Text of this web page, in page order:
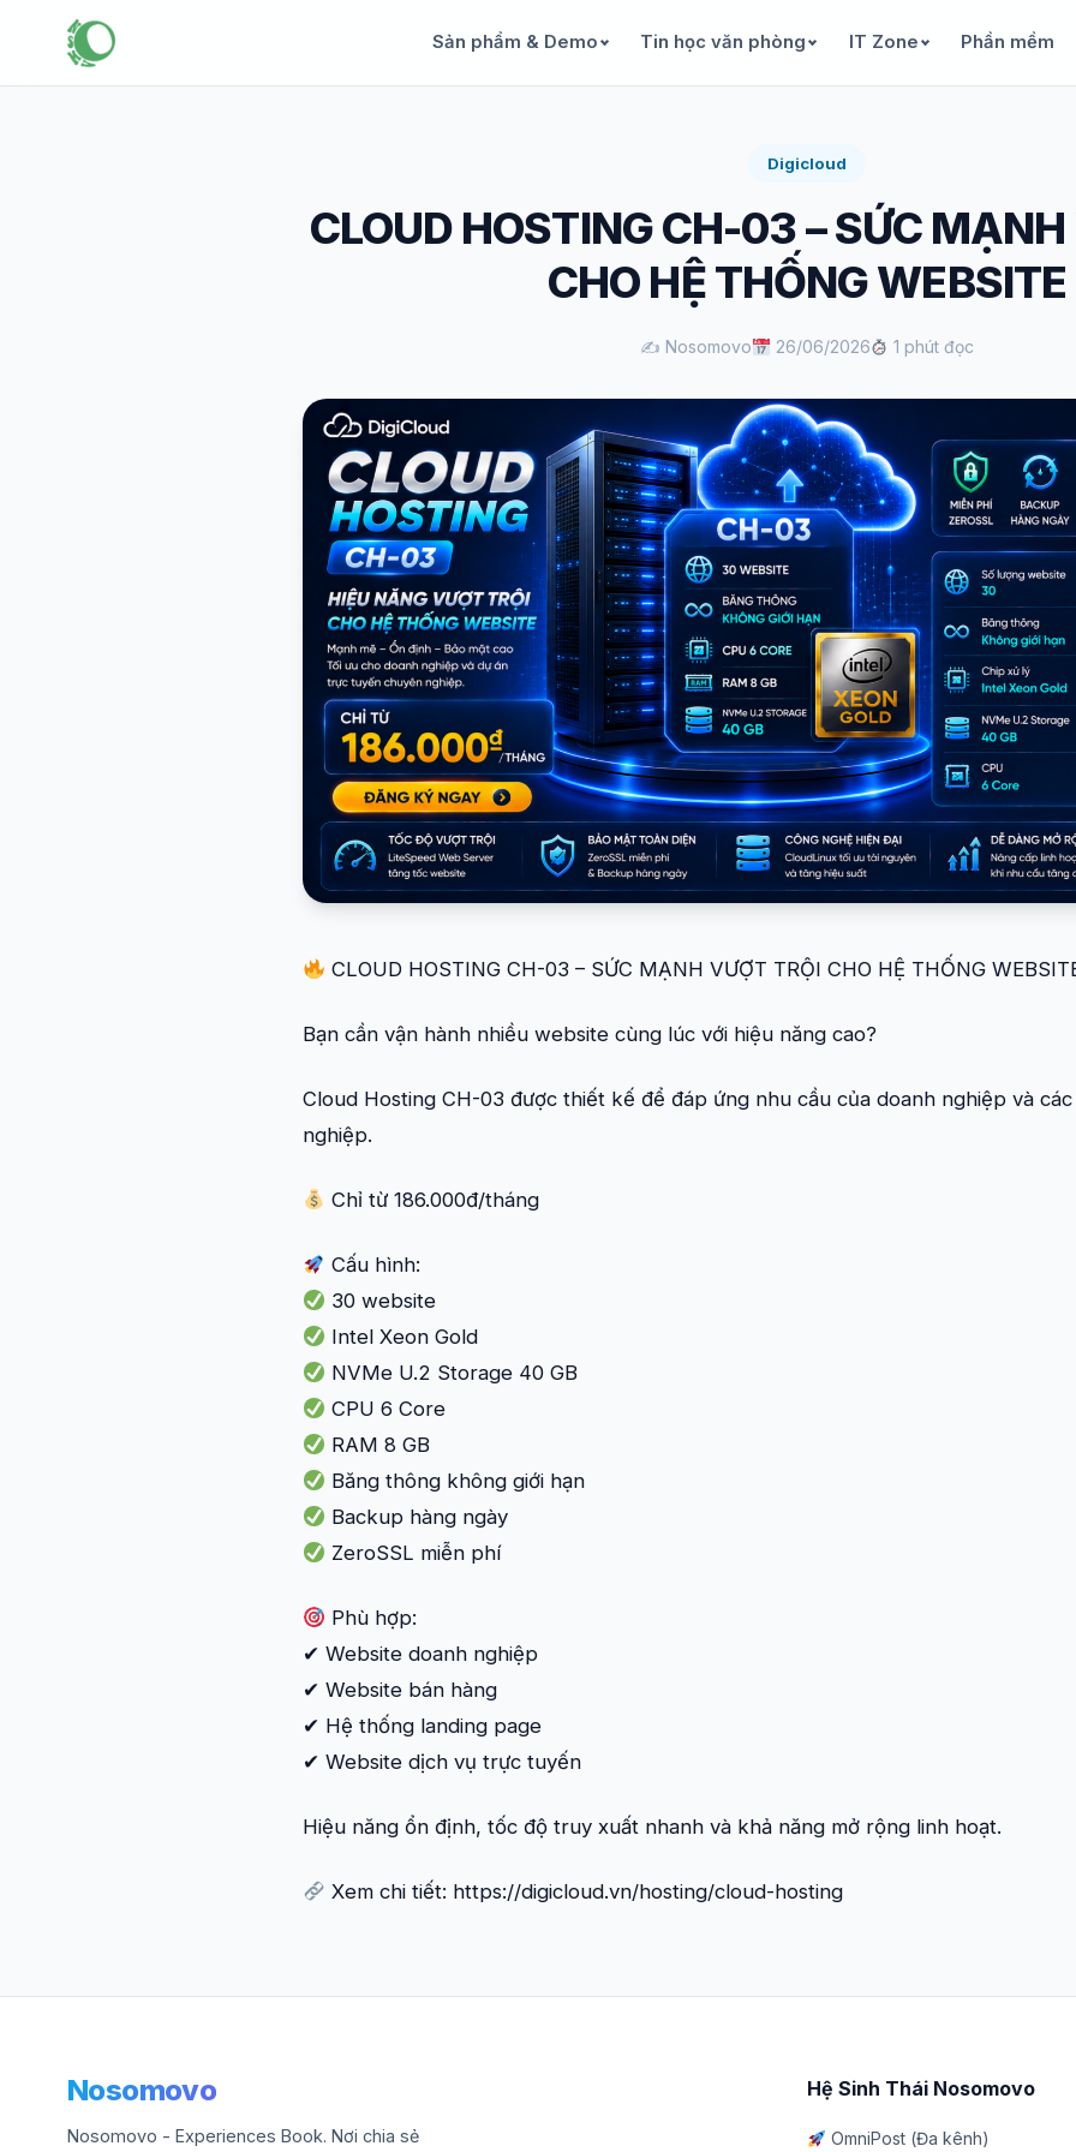
Sản phẩm & Demo Tin học văn phòng IT Zone Phần mềm
Digicloud
CLOUD HOSTING CH-03 – SỨC
CHO HỆ THỐNG WEBSITE
✍️ Nosomovo 26/06/2026 1 phút đọc
CLOUD HOSTING CH-03 – SỨC MẠNH VƯỢT TRỘI CHO HỆ THỐNG
Bạn cần vận hành nhiều website cùng lúc với hiệu năng cao?
Cloud Hosting CH-03 được thiết kế để đáp ứng nhu cầu của doanh nghiệp và
nghiệp.
Chỉ từ 186.000đ/tháng
Cấu hình:
30 website
Intel Xeon Gold
NVMe U.2 Storage 40 GB
CPU 6 Core
RAM 8 GB
Băng thông không giới hạn
Backup hàng ngày
ZeroSSL miễn phí
Phù hợp:
✔ Website doanh nghiệp
✔ Website bán hàng
✔ Hệ thống landing page
✔ Website dịch vụ trực tuyến
Hiệu năng ổn định, tốc độ truy xuất nhanh và khả năng mở rộng linh hoạt.
Xem chi tiết: https://digicloud.vn/hosting/cloud-hosting
Nosomovo
Nosomovo - Experiences Book. Nơi chia sẻ
Hệ Sinh Thái Nosomovo
OmniPost (Đa kênh)